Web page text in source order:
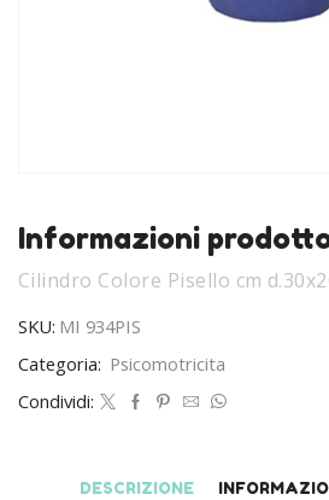
Informazioni
Cilindro Colore Pisello cm
SKU: MI 934PIS
Categoria: Psicomotricita
Condividi:
DESCRIZIONE